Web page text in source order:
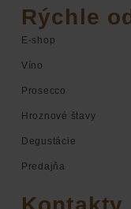
Rýchle
E-shop
Víno
Prosecco
Hroznové štavy
Degustácie
Predajňa